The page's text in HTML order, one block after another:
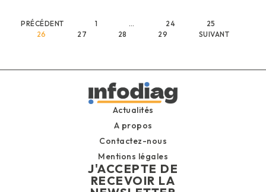
PRÉCÉDENT 1 … 24
25
26
27 28 29 SUIVANT
Actualités
A propos
Contactez-nous
Mentions légales
J'ACCEPTE DE
RECEVOIR LA